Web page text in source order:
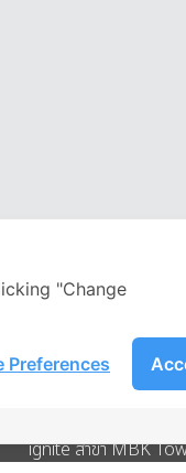
Address
บริษัท อิกไนท์ เอ สตา
ignite สาขา MBK
"Change
Preferences